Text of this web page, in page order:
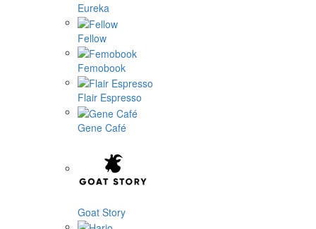
Eureka
Fellow
Femobook
Flair Espresso
Gene Café
Goat Story